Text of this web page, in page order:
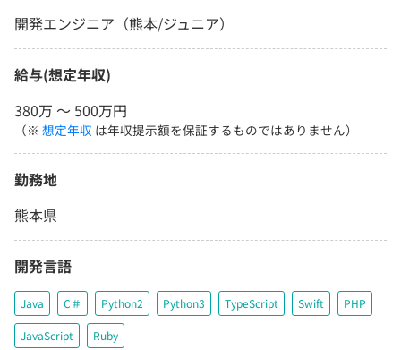
開発エンジニア（熊本/ジュニア）
給与(想定年収)
380万 〜 500万円
（※ 想定年収 は年収提示額を保証するものではありません）
勤務地
熊本県
開発言語
Java C＃ Python2 Python3 TypeScript Swift PHP
JavaScript Ruby